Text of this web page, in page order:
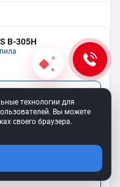
B-305H
B-255H
технологии для
Вы можете
своего браузера.